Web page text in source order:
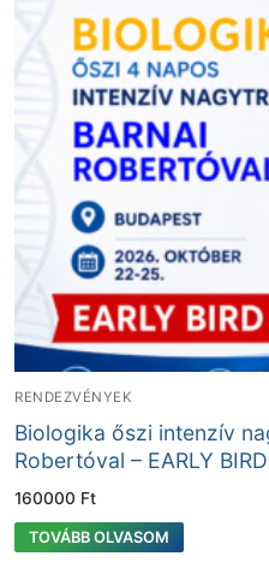
RENDEZVÉNYEK
Biologika őszi intenzív
Robertóval – EARLY
160000 Ft
TOVÁBB OLVASOM